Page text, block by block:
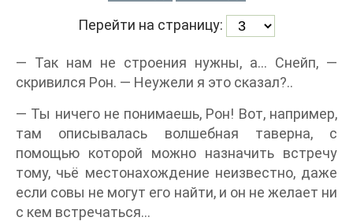
Перейти на страницу:
— Так нам не строения нужны, а… Снейп, —
скривился Рон. — Неужели я это сказал?..
— Ты ничего не понимаешь, Рон! Вот, например,
там описывалась волшебная таверна, с
помощью которой можно назначить встречу
тому, чьё местонахождение неизвестно, даже
если совы не могут его найти, и он не желает ни
с кем встречаться…